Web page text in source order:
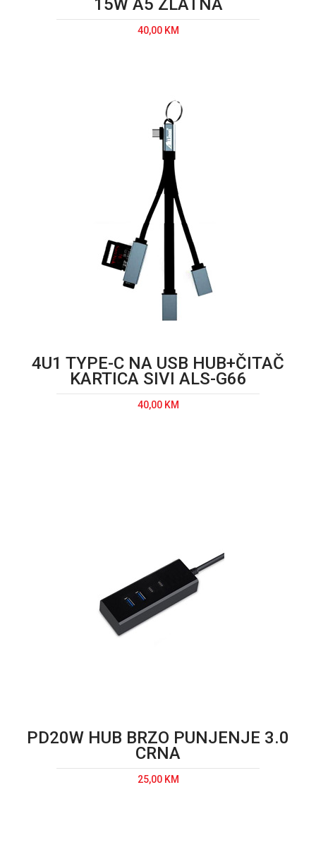
15W A5 ZLATNA
40,00 KM
4U1 TYPE-C NA USB HUB+ČITAČ
KARTICA SIVI ALS-G66
40,00 KM
PD20W HUB BRZO PUNJENJE 3.0
CRNA
25,00 KM